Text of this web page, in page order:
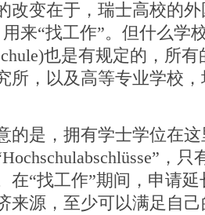
变在于，瑞士高校的外
来“找工作”。但什么学
也是有规定的，所
所，以及高等专业学校
是，拥有学士学位在这
，
在“找工作”期间，申请
来源，至少可以满足自